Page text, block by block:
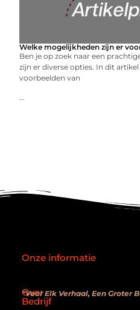
Welke mogelijkheden zijn er
Ben je op zoek naar een
zijn er diverse opties. In dit
voorbeelden van
...
Over
Bedrijf
“Voor Elk Verhaal, Een Groter
Onze informatie